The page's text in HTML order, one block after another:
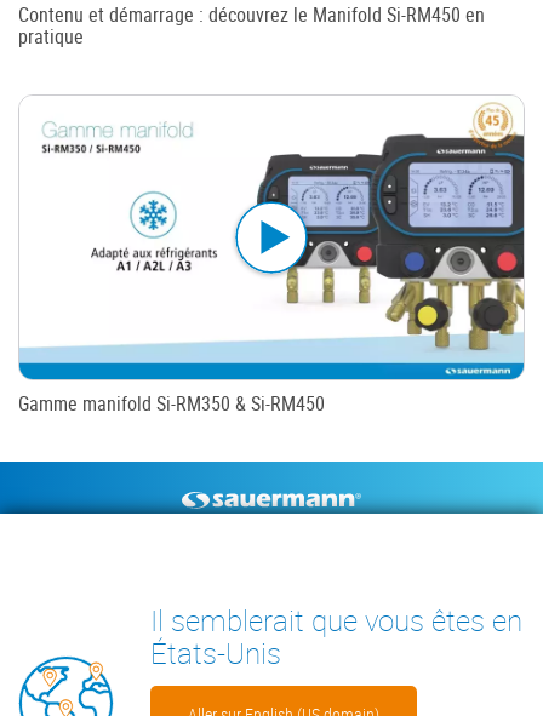
Contenu et démarrage : découvrez le Manifold Si-RM450 en
pratique
Gamme manifold Si-RM350 & Si-RM450
DOCUMENTS TECHNIQUES
INSIGHTS
Il semblerait que vous êtes en
États-Unis